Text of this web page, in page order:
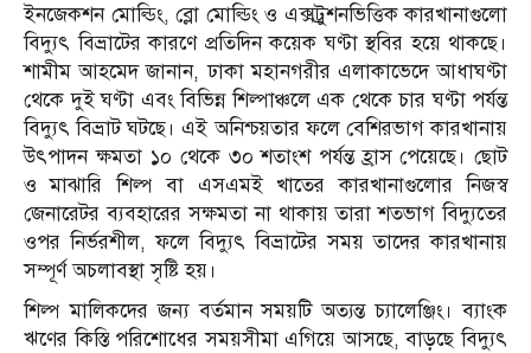
ইনজেকশন মোল্ডিং, ব্লো মোল্ডিং ও এক্সট্রুশনভিত্তিক কারখানাগুলো
বিদ্যুৎ বিভ্রাটের কারণে প্রতিদিন কয়েক ঘণ্টা স্থবির হয়ে থাকছে।
শামীম আহমেদ জানান, ঢাকা মহানগরীর এলাকাভেদে আধাঘণ্টা
থেকে দুই ঘণ্টা এবং বিভিন্ন শিল্পাঞ্চলে এক থেকে চার ঘণ্টা পর্যন্ত
বিদ্যুৎ বিভ্রাট ঘটছে। এই অনিশ্চয়তার ফলে বেশিরভাগ কারখানায়
উৎপাদন ক্ষমতা ১০ থেকে ৩০ শতাংশ পর্যন্ত হ্রাস পেয়েছে। ছোট
ও মাঝারি শিল্প বা এসএমই খাতের কারখানাগুলোর নিজস্ব
জেনারেটর ব্যবহারের সক্ষমতা না থাকায় তারা শতভাগ বিদ্যুতের
ওপর নির্ভরশীল, ফলে বিদ্যুৎ বিভ্রাটের সময় তাদের কারখানায়
সম্পূর্ণ অচলাবস্থা সৃষ্টি হয়।
শিল্প মালিকদের জন্য বর্তমান সময়টি অত্যন্ত চ্যালেঞ্জিং। ব্যাংক
ঋণের কিস্তি পরিশোধের সময়সীমা এগিয়ে আসছে, বাড়ছে বিদ্যুৎ